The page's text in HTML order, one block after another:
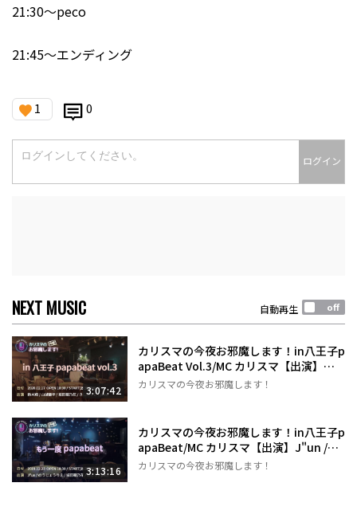
21:30～peco
21:45～エンディング
1 0
ログイン
NEXT MUSIC 自動再生
3:07:42
カリスマの今夜お邪魔します！in八王子p
apaBeat Vol.3/MC カリスマ【出演】鈴
木翔/山城優平/坂田穂乃花/きしのりこ/p
カリスマの今夜お邪魔します！
3:13:16
カリスマの今夜お邪魔します！in八王子p
apaBeat/MC カリスマ【出演】J"un /の
うじょうりえ/坂田穂乃花/山とケ/peco
カリスマの今夜お邪魔します！